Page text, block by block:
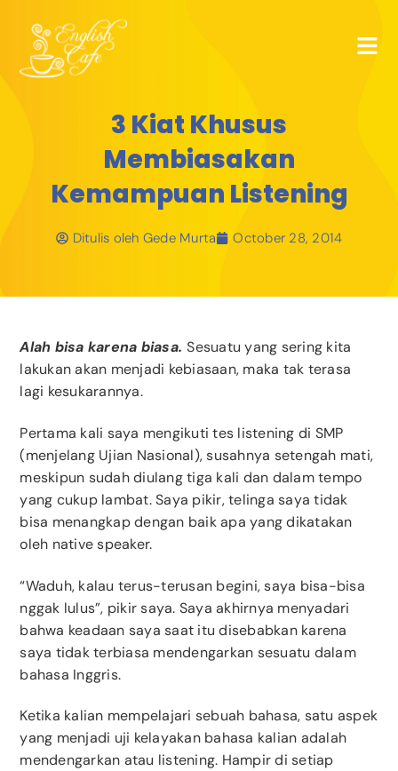
3 Kiat Khusus
Membiasakan
Kemampuan Listening
Ditulis oleh Gede Murta October 28, 2014
Alah bisa karena biasa. Sesuatu yang sering kita
lakukan akan menjadi kebiasaan, maka tak terasa
lagi kesukarannya.
Pertama kali saya mengikuti tes listening di SMP
(menjelang Ujian Nasional), susahnya setengah mati,
meskipun sudah diulang tiga kali dan dalam tempo
yang cukup lambat. Saya pikir, telinga saya tidak
bisa menangkap dengan baik apa yang dikatakan
oleh native speaker.
“Waduh, kalau terus-terusan begini, saya bisa-bisa
nggak lulus”, pikir saya. Saya akhirnya menyadari
bahwa keadaan saya saat itu disebabkan karena
saya tidak terbiasa mendengarkan sesuatu dalam
bahasa Inggris.
Ketika kalian mempelajari sebuah bahasa, satu aspek
yang menjadi uji kelayakan bahasa kalian adalah
mendengarkan atau listening. Hampir di setiap